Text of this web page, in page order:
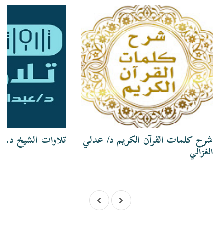
شرح كلمات القرآن الكريم د/ عدلي
الغزالي
تلاوات الشيخ د.